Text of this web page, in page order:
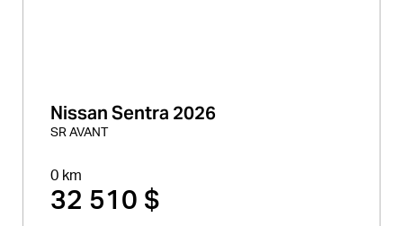
Nissan Sentra 2026
SR AVANT
0 km
32 510 $